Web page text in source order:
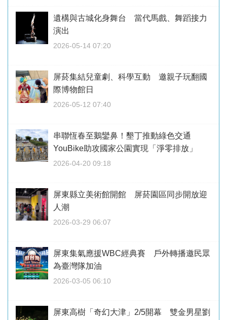
遺構與古城化身舞台 當代馬戲、舞蹈接力
演出
2026-05-14 07:20
屏菸集結兒童劇、科學互動 邀親子玩翻國
際博物館日
2026-05-12 07:40
串聯恆春至鵝鑾鼻！墾丁推動綠色交通
YouBike助攻國家公園實現「淨零排放」
2026-04-20 09:18
屏東縣立美術館開館 屏菸園區同步開放迎
人潮
2026-03-29 06:07
屏東集氣應援WBC經典賽 戶外轉播邀民眾
為臺灣隊加油
2026-03-05 06:10
屏東高樹「奇幻大津」2/5開幕 雙金男星劉